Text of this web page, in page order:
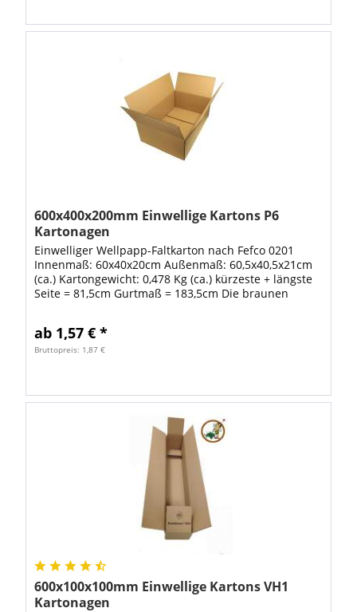
600x400x200mm Einwellige Kartons P6
Kartonagen
Einwelliger Wellpapp-Faltkarton nach Fefco 0201
Innenmaß: 60x40x20cm Außenmaß: 60,5x40,5x21cm
(ca.) Kartongewicht: 0,478 Kg (ca.) kürzeste + längste
Seite = 81,5cm Gurtmaß = 183,5cm Die braunen
ab 1,57 € *
Bruttopreis: 1,87 €
600x100x100mm Einwellige Kartons VH1
Kartonagen